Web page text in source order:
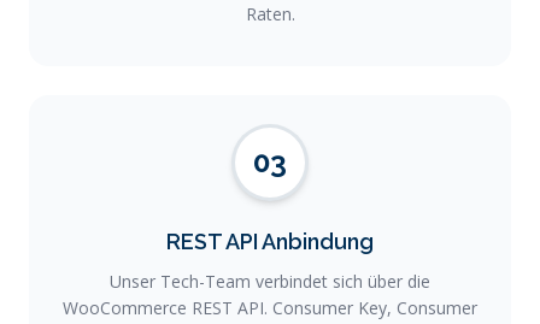
Raten.
03
REST API Anbindung
Unser Tech-Team verbindet sich über die
WooCommerce REST API. Consumer Key, Consumer